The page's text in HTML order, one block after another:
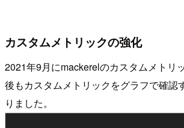
カスタムメトリックの強化
2021年9月にmackerelのカスタムメトリ
後もカスタムメトリックをグラフで確認
りました。